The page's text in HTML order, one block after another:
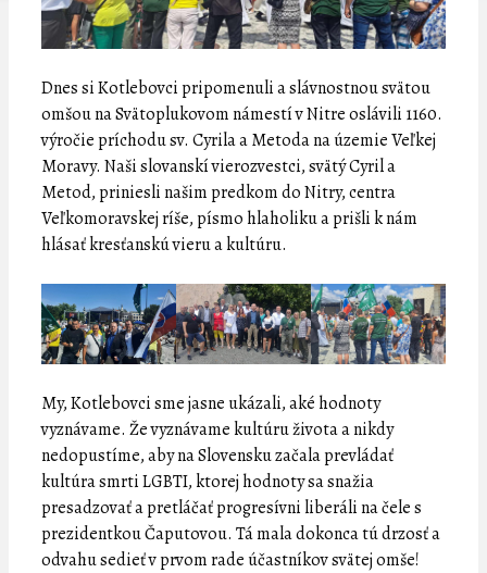
Dnes si Kotlebovci pripomenuli a slávnostnou svätou
omšou na Svätoplukovom námestí v Nitre oslávili 1160.
výročie príchodu sv. Cyrila a Metoda na územie Veľkej
Moravy. Naši slovanskí vierozvestci, svätý Cyril a
Metod, priniesli našim predkom do Nitry, centra
Veľkomoravskej ríše, písmo hlaholiku a prišli k nám
hlásať kresťanskú vieru a kultúru.
My, Kotlebovci sme jasne ukázali, aké hodnoty
vyznávame. Že vyznávame kultúru života a nikdy
nedopustíme, aby na Slovensku začala prevládať
kultúra smrti LGBTI, ktorej hodnoty sa snažia
presadzovať a pretláčať progresívni liberáli na čele s
prezidentkou Čaputovou. Tá mala dokonca tú drzosť a
odvahu sedieť v prvom rade účastníkov svätej omše!